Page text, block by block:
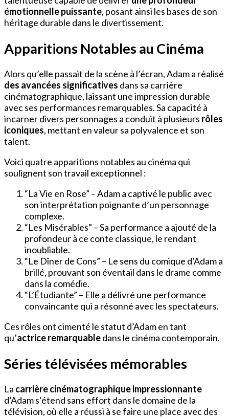
émotionnelle puissante, posant ainsi les bases de son
héritage durable dans le divertissement.
Apparitions Notables au Cinéma
Alors qu’elle passait de la scène à l’écran, Adam a réalisé
des avancées significatives dans sa carrière
cinématographique, laissant une impression durable
avec ses performances remarquables. Sa capacité à
incarner divers personnages a conduit à plusieurs rôles
iconiques, mettant en valeur sa polyvalence et son
talent.
Voici quatre apparitions notables au cinéma qui
soulignent son travail exceptionnel :
“La Vie en Rose” – Adam a captivé le public avec
son interprétation poignante d’un personnage
complexe.
“Les Misérables” – Sa performance a ajouté de la
profondeur à ce conte classique, le rendant
inoubliable.
“Le Dîner de Cons” – Le sens du comique d’Adam a
brillé, prouvant son éventail dans le drame comme
dans la comédie.
“L’Étudiante” – Elle a délivré une performance
convaincante qui a résonné avec les spectateurs.
Ces rôles ont cimenté le statut d’Adam en tant
qu’actrice remarquabledans le cinéma contemporain.
Séries télévisées mémorables
La carrière cinématographique impressionnante
d’Adam s’étend sans effort dans le domaine de la
télévision, où elle a réussi à se faire une place avec des